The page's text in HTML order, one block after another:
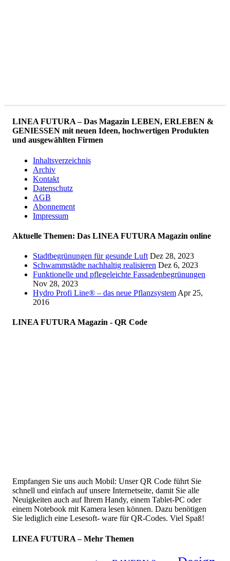
LINEA FUTURA – Das Magazin LEBEN, ERLEBEN &
GENIESSEN mit neuen Ideen, hochwertigen Produkten
und ausgewählten Firmen
Inhaltsverzeichnis
Archiv
Kontakt
Datenschutz
AGB
Abonnement
Impressum
Aktuelle Themen: Das LINEA FUTURA Magazin online
Stadtbegrünungen für gesunde Luft Dez 28, 2023
Schwammstädte nachhaltig realisieren Dez 6, 2023
Funktionelle und pflegeleichte Fassadenbegrünungen
Nov 28, 2023
Hydro Profi Line® – das neue Pflanzsystem Apr 25,
2016
LINEA FUTURA Magazin - QR Code
Empfangen Sie uns auch Mobil: Unser QR Code führt Sie
schnell und einfach auf unsere Internetseite, damit Sie alle
Neuigkeiten auch auf Ihrem Handy, einem Tablet-PC oder
einem Notebook mit Kamera lesen können. Dazu benötigen
Sie lediglich eine Lesesoft- ware für QR-Codes. Viel Spaß!
LINEA FUTURA – Mehr Themen